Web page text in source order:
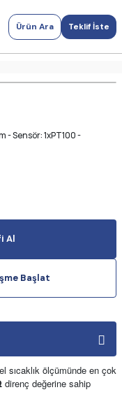
Ürün Ara Teklif İste
- Sensör: 1xPT100 -
Al
Başlat
sıcaklık ölçümünde en çok
direnç değerine sahip